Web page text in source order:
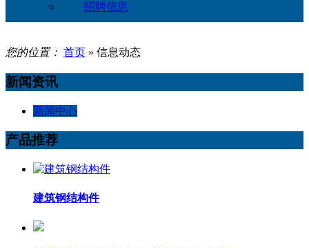
招聘信息
您的位置： 首页 » 信息动态
新闻资讯
新闻中心
产品推荐
建筑钢结构件